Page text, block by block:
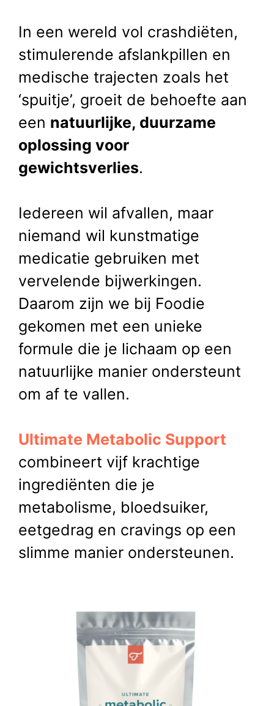
In een wereld vol crashdiëten,
stimulerende afslankpillen en
medische trajecten zoals het
‘spuitje’, groeit de behoefte aan
een natuurlijke, duurzame
oplossing voor
gewichtsverlies.
Iedereen wil afvallen, maar
niemand wil kunstmatige
medicatie gebruiken met
vervelende bijwerkingen.
Daarom zijn we bij Foodie
gekomen met een unieke
formule die je lichaam op een
natuurlijke manier ondersteunt
om af te vallen.
Ultimate Metabolic Support
combineert vijf krachtige
ingrediënten die je
metabolisme, bloedsuiker,
eetgedrag en cravings op een
slimme manier ondersteunen.